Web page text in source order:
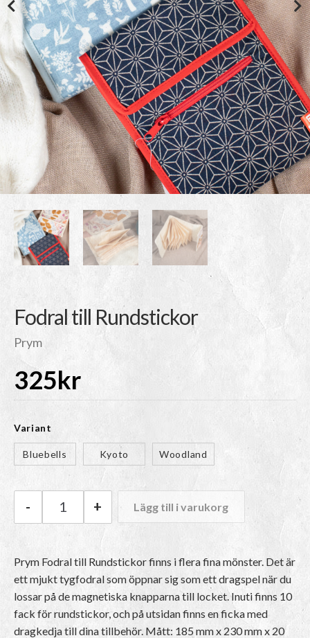
Fodral till Rundstickor
Prym
325kr
Variant
Bluebells Kyoto Woodland
Prym Fodral till Rundstickor mängd
- + Lägg till i varukorg
Prym Fodral till Rundstickor finns i flera fina mönster. Det är
ett mjukt tygfodral som öppnar sig som ett dragspel när du
lossar på de magnetiska knapparna till locket. Inuti finns 10
fack för rundstickor, och på utsidan finns en ficka med
dragkedja till dina tillbehör. Mått: 185 mm x 230 mm x 20